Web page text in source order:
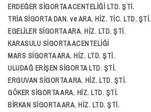
ERDEĞER SİGORTA ACENTELİĞİ LTD. ŞTİ.
TRİA SİGORTA DAN. ve ARA. HİZ. TİC. LTD. ŞTİ.
EGELİLER SİGORTA ARA. HİZ. LTD. ŞTİ.
KARASULU SİGORTA ACENTELİĞİ
MARS SİGORTA ARA. HİZ. LTD. ŞTİ.
ULUDAĞ ERİŞEN SİGORTA LTD. ŞTİ.
ERGUVAN SİGORTA ARA. HİZ. LTD. ŞTİ.
GÖKER SİGORTA ARA. HİZ. LTD. ŞTİ.
BİRKAN SİGORTA ARA. HİZ. LTD. ŞTİ.